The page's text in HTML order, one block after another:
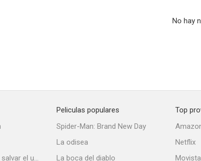
No hay
Stuart no consigue salvar el universo
Peliculas populares
Spider-Man: Brand New Day
La odisea
La boca del diablo
Top
Netflix